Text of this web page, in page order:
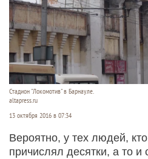
Стадион "Локомотив" в Барнауле.
altapress.ru
13 октября 2016 в 07:34
Вероятно, у тех людей,
причислял десятки, а то и